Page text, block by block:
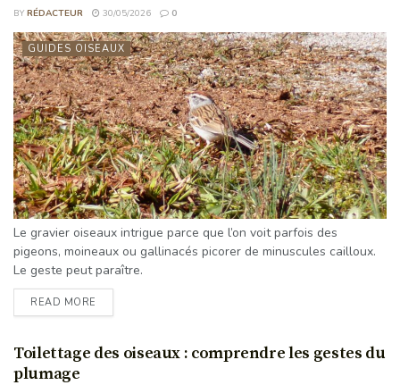
BY RÉDACTEUR 30/05/2026 0
GUIDES OISEAUX
Le gravier oiseaux intrigue parce que l’on voit parfois des
pigeons, moineaux ou gallinacés picorer de minuscules cailloux.
Le geste peut paraître.
READ MORE
Toilettage des oiseaux : comprendre les gestes du
plumage